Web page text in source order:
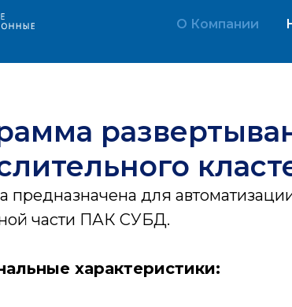
О Компании
предназначена для
части ПАК СУБД.
характеристики: